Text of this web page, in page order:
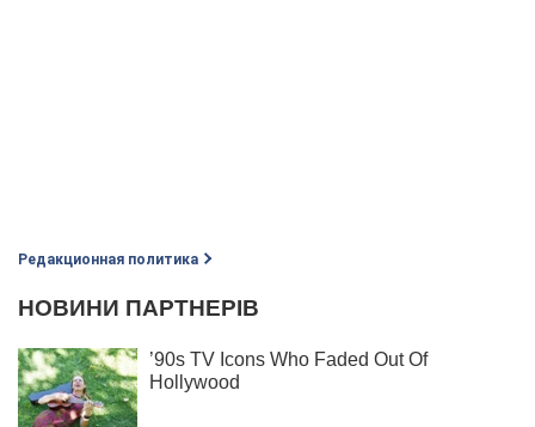
Редакционная политика